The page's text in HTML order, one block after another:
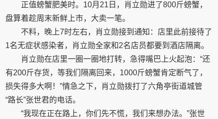
正值螃蟹肥美时。10月21日，肖立勋进了800斤螃蟹，
盘算着趁周末新鲜上市，大卖一笔。
不料，晚上7时左右，肖立勋接到通知：店里此前接待了
1名无症状感染者，肖立勋全家和2名店员都要到酒店隔离。
肖立勋在店里一圈一圈地打转，急得嘴巴上火起泡：“还
有200斤存货，等我们隔离回来，1000斤螃蟹肯定断气了，
损失得多大啊！”情急之下，肖立勋拨打了六角亭街道城管
“路长”张世君的电话。
“我现在正在路上，你们先不慌，我们来想办法。”张世